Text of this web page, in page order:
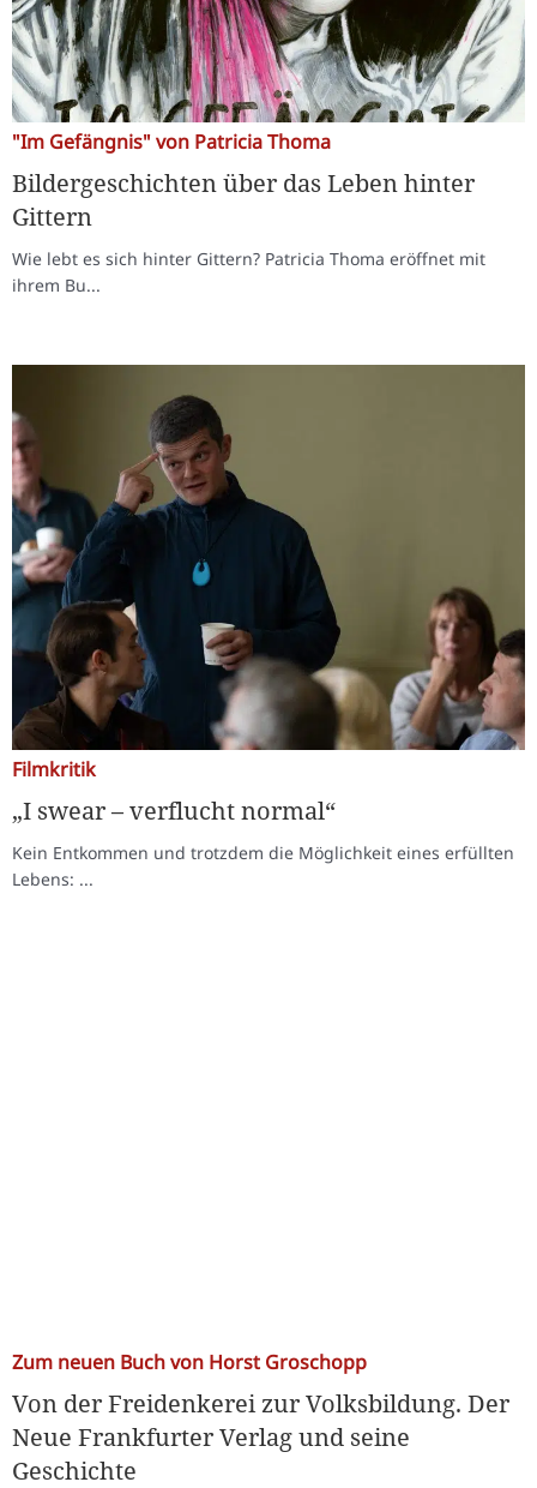
"Im Gefängnis" von Patricia Thoma
Bildergeschichten über das Leben hinter
Gittern
Wie lebt es sich hinter Gittern? Patricia Thoma eröffnet mit
ihrem Bu...
Filmkritik
„I swear – verflucht normal“
Kein Entkommen und trotzdem die Möglichkeit eines erfüllten
Lebens: ...
Zum neuen Buch von Horst Groschopp
Von der Freidenkerei zur Volksbildung. Der
Neue Frankfurter Verlag und seine
Geschichte